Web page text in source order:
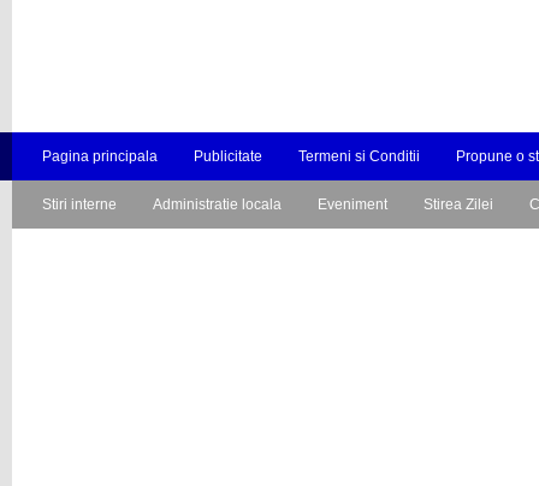
Pagina principala Publicitate Termeni si Conditii Propune o
Stiri interne Administratie locala Eveniment Stirea Zilei